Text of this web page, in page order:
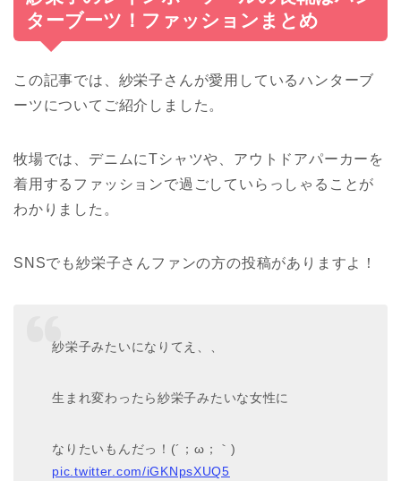
ターブーツ！ファッションまとめ
この記事では、紗栄子さんが愛用しているハンターブ
ーツについてご紹介しました。
牧場では、デニムにTシャツや、アウトドアパーカーを
着用するファッションで過ごしていらっしゃることが
わかりました。
SNSでも紗栄子さんファンの方の投稿がありますよ！
紗栄子みたいになりてえ、、
生まれ変わったら紗栄子みたいな女性に
なりたいもんだっ！(´；ω；｀)
pic.twitter.com/iGKNpsXUQ5